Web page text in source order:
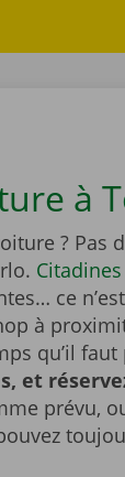
à
? Pas
ce
à
qu’il
et
prévu,